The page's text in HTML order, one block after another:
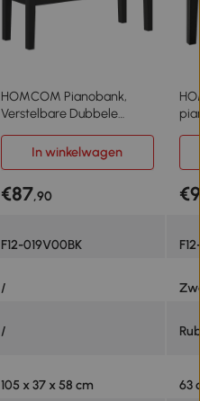
HOMCOM Pianobank,
Verstelbare Dubbele
Kunstleer, Zwart
In winkelwagen
€87,90
F12-019V00BK
/
/
105 x 37 x 58 cm
63